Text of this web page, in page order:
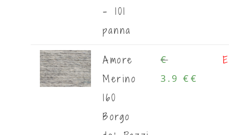
- 101
panna
Amore
Merino
160
Borgo
€
3.9 € €